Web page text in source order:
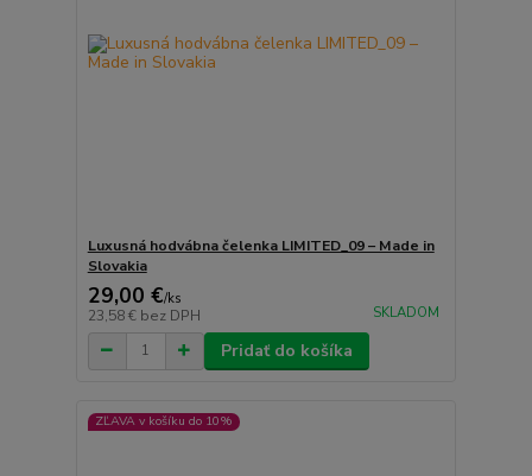
Luxusná hodvábna čelenka LIMITED_09 – Made in
Slovakia
29,00 €/ks
23,58 € bez DPH SKLADOM
Pridať do košíka
ZĽAVA v košíku do 10%